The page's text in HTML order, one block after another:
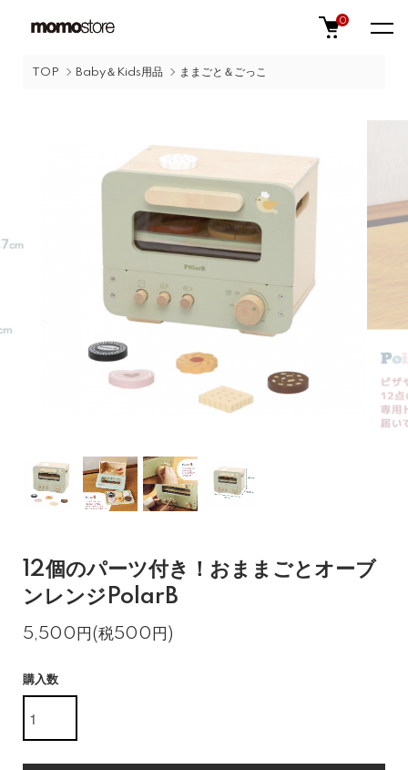
0
TOP Baby＆Kids用品 ままごと＆ごっこ
12個のパーツ付き！おままごとオーブ
ンレンジPolarB
5,500円(税500円)
購入数